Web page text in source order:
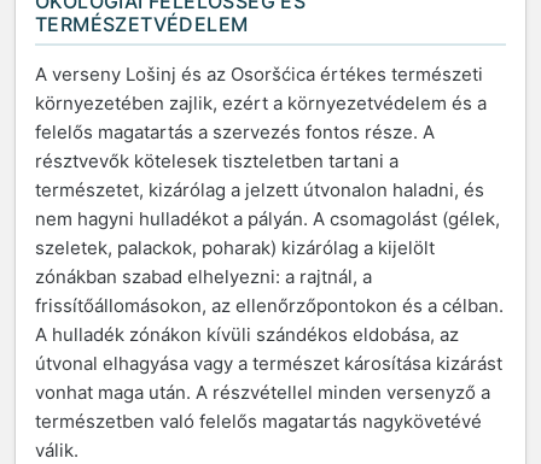
TERMÉSZETVÉDELEM
A verseny Lošinj és az Osoršćica értékes természeti
környezetében zajlik, ezért a környezetvédelem és a
felelős magatartás a szervezés fontos része. A
résztvevők kötelesek tiszteletben tartani a
természetet, kizárólag a jelzett útvonalon haladni, és
nem hagyni hulladékot a pályán. A csomagolást (gélek,
szeletek, palackok, poharak) kizárólag a kijelölt
zónákban szabad elhelyezni: a rajtnál, a
frissítőállomásokon, az ellenőrzőpontokon és a célban.
A hulladék zónákon kívüli szándékos eldobása, az
útvonal elhagyása vagy a természet károsítása kizárást
vonhat maga után. A részvétellel minden versenyző a
természetben való felelős magatartás nagykövetévé
válik.